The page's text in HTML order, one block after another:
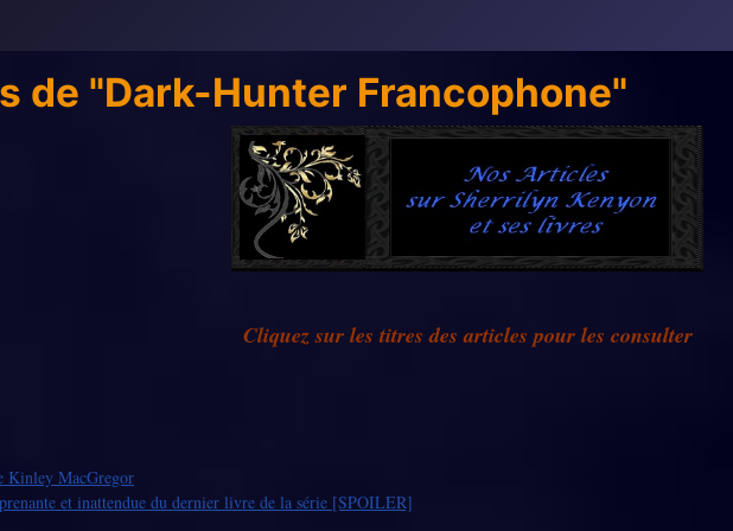
de "Dark-Hunter Francophone"
Cliquez sur les titres des articles pour les consulter
Kinley MacGregor
et inattendue du dernier livre de la série [SPOILER]